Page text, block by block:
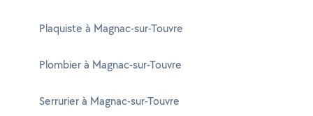
Plaquiste à Magnac-sur-Touvre
Plombier à Magnac-sur-Touvre
Serrurier à Magnac-sur-Touvre